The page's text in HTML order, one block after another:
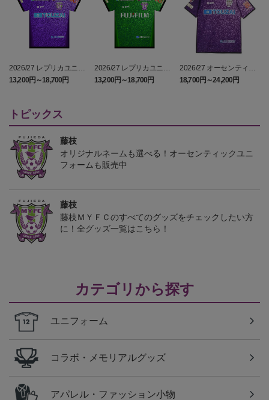
2026/27 レプリカユニフ
ォーム FP 1st
13,200円～18,700円
2026/27 レプリカユニフ
ォーム GK 2nd
13,200円～18,700円
2026/27 オーセンティッ
クユニフォーム FP 1st
18,700円～24,200円
トピックス
藤枝
オリジナルネームも選べる！オーセンティックユニ
フォームも販売中
藤枝
藤枝ＭＹＦＣのすべてのグッズをチェックしたい方
に！全グッズ一覧はこちら！
カテゴリから探す
ユニフォーム
コラボ・メモリアルグッズ
アパレル・ファッション小物